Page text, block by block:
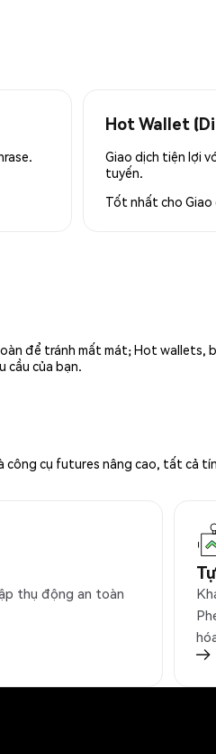
Hot Wallet
Giao dịch tiện lợi
tuyến.
Tốt nhất cho
để tránh mất mát; Hot wallets,
cầu của bạn.
công cụ futures nâng cao, tất cả
thụ động an toàn